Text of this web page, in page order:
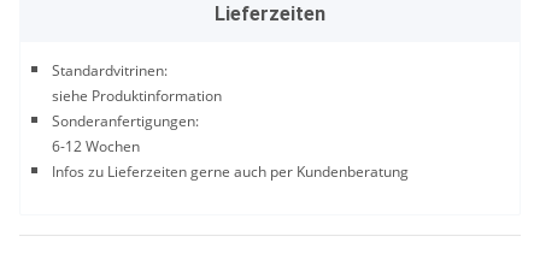
Lieferzeiten
Standardvitrinen:
siehe Produktinformation
Sonderanfertigungen:
6-12 Wochen
Infos zu Lieferzeiten gerne auch per Kundenberatung